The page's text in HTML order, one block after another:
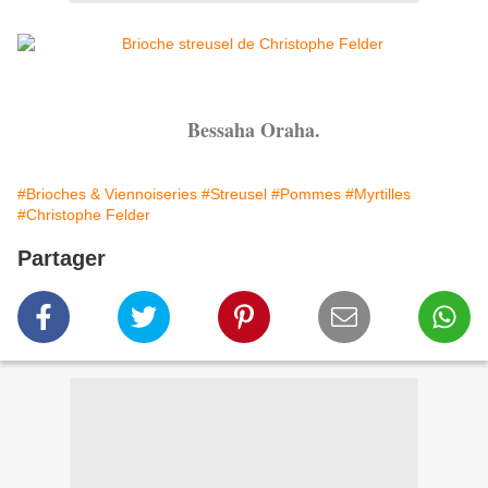
Bessaha Oraha.
#Brioches & Viennoiseries #Streusel #Pommes #Myrtilles
#Christophe Felder
Partager